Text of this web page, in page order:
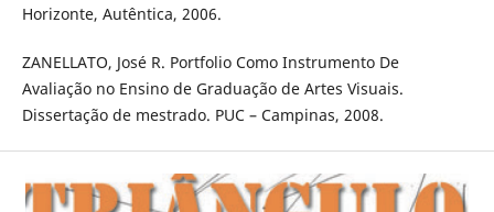
Horizonte, Autêntica, 2006.
ZANELLATO, José R. Portfolio Como Instrumento De
Avaliação no Ensino de Graduação de Artes Visuais.
Dissertação de mestrado. PUC – Campinas, 2008.